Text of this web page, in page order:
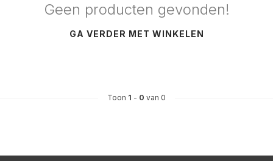
Geen producten gevonden!
GA VERDER MET WINKELEN
Toon 1 - 0 van 0